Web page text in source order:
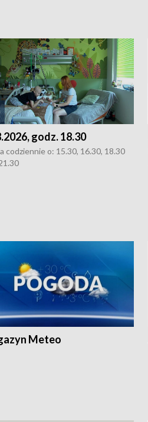
godz. 18.30
codziennie o: 15.30, 16.30, 18.30
Meteo